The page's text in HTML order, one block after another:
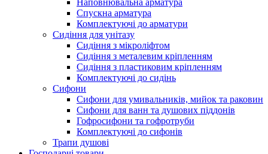
Наповнювальна арматура
Спускна арматура
Комплектуючі до арматури
Сидіння для унітазу
Сидіння з мікроліфтом
Сидіння з металевим кріпленням
Сидіння з пластиковим кріпленням
Комплектуючі до сидінь
Сифони
Сифони для умивальників, мийок та раковин
Сифони для ванн та душових піддонів
Гофросифони та гофротруби
Комплектуючі до сифонів
Трапи душові